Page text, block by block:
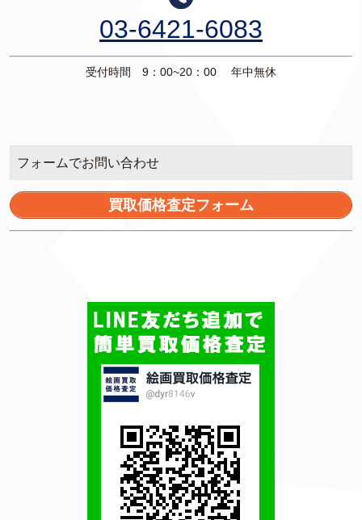
03-6421-6083
受付時間 9：00~20：00 年中無休
フォームでお問い合わせ
買取価格査定フォーム